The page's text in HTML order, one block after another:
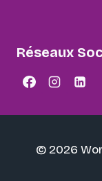
Réseaux
© 2026